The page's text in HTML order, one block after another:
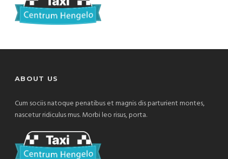
ABOUT US
Cum sociis natoque penatibus et magnis dis parturient montes,
nascetur ridiculus mus. Morbi leo risus, porta.